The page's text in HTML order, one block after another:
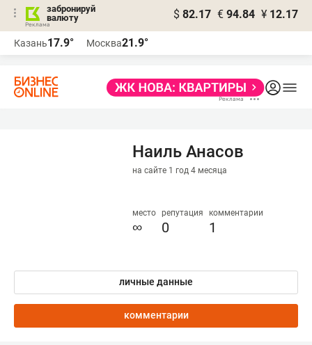
забронируй
валюту
$ 82.17 € 94.84 ¥ 12.17
Казань17.9° Москва21.9°
Наиль Анасов
на сайте 1 год 4 месяца
место
∞
репутация
0
комментарии
1
личные данные
комментарии